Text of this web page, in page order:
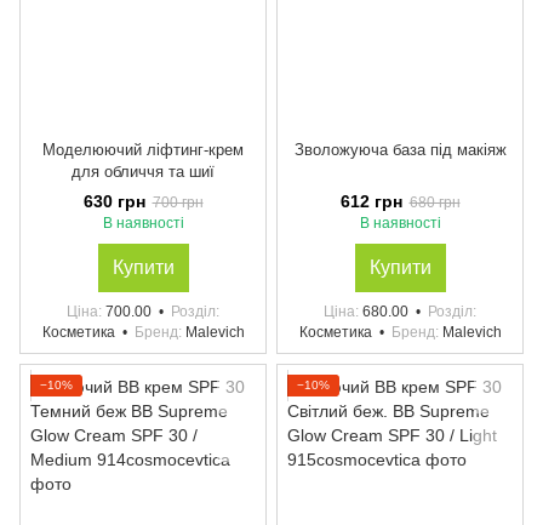
Моделюючий ліфтинг-крем
для обличчя та шиї
630 грн 700 грн
В наявності
Купити
Ціна 700.00
Розділ
Косметика
Бренд Malevich
Зволожуюча база під макіяж
612 грн 680 грн
В наявності
Купити
Ціна 680.00
Розділ
Косметика
Бренд Malevich
−10% −10%